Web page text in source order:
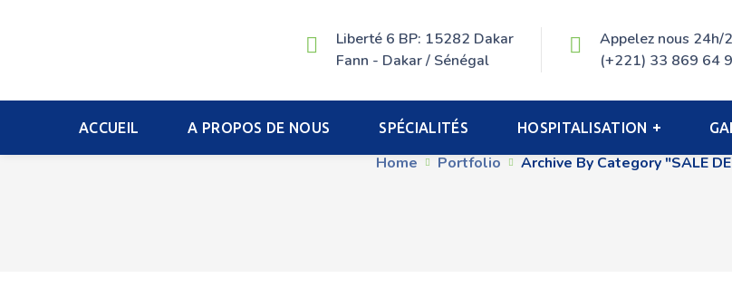
Liberté 6 BP: 15282 Dakar
Fann - Dakar / Sénégal
Appelez nous 24h/
(+221) 33 869 64
ACCUEIL A PROPOS DE NOUS SPÉCIALITÉS HOSPITALISATION
Archive
Home Portfolio Archive By Category "SALE